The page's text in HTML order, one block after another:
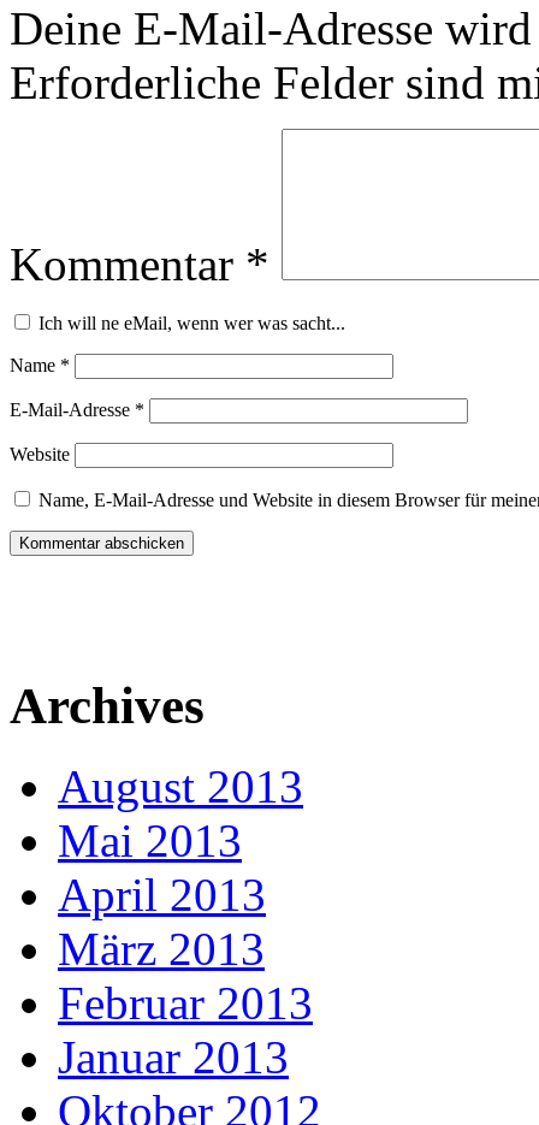
Deine E-Mail-Adresse
Erforderliche Felder sind
Kommentar *
Ich will ne eMail, wenn wer was sacht...
Name *
E-Mail-Adresse *
Website
Name, E-Mail-Adresse und Website in diesem Browser für
Archives
August 2013
Mai 2013
April 2013
März 2013
Februar 2013
Januar 2013
Oktober 2012